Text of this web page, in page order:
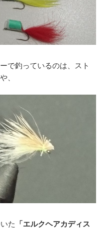
で釣っているのは、スト
、
た
「エルクヘアカディス